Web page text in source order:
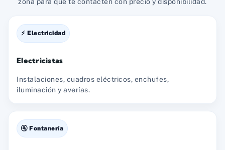
⚡ Electricidad
Electricistas
Instalaciones, cuadros eléctricos, enchufes,
iluminación y averías.
🚰 Fontanería